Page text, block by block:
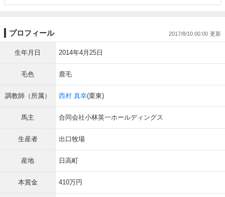
プロフィール 2017/8/10 00:00
生年月日 2014年4月25日
毛色 鹿毛
調教師（所属） 西村 真幸(栗東)
馬主 合同会社小林英一ホールディングス
生産者 出口牧場
産地 日高町
本賞金 410万円